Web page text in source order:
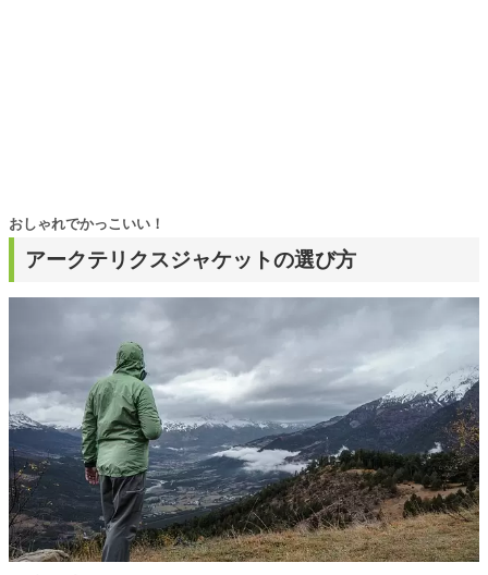
アークテリクスジャケットの選び方
おしゃれでかっこいい！